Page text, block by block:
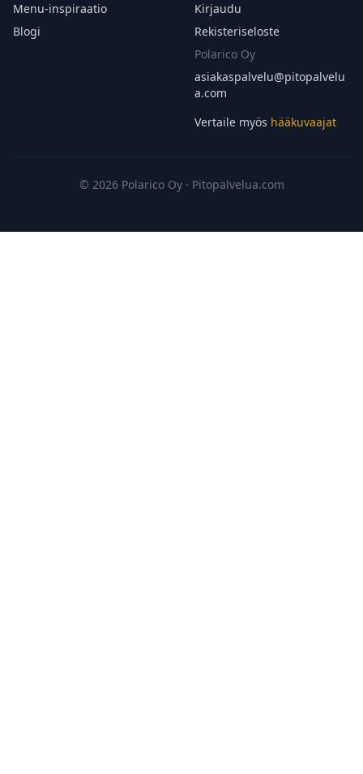
Menu-inspiraatio
Blogi
Kirjaudu
Rekisteriseloste
Polarico Oy
asiakaspalvelu@pitopalvelu
a.com
Vertaile myös hääkuvaajat
© 2026 Polarico Oy · Pitopalvelua.com